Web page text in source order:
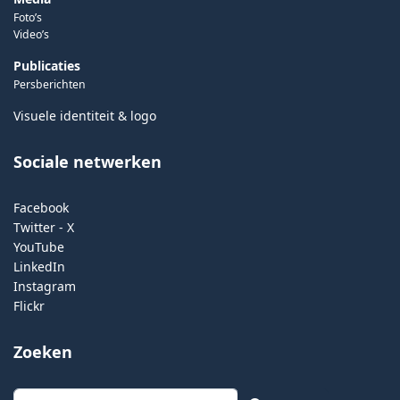
Foto’s
Video’s
Publicaties
Persberichten
Visuele identiteit & logo
Sociale netwerken
Facebook
Twitter - X
YouTube
LinkedIn
Instagram
Flickr
Zoeken